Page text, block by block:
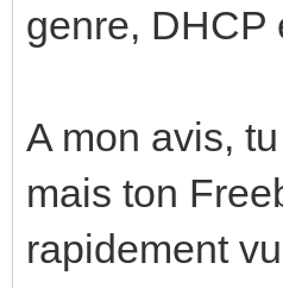
genre, DHCP
A mon avis,
mais ton
rapidement